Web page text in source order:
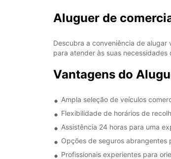
Aluguer de
Descubra a conveniência de alugar
para atender às suas
Vantagens do
Ampla seleção de veículos
Flexibilidade de horários de
Assistência 24 horas para uma
Opções de seguros
Profissionais experientes para